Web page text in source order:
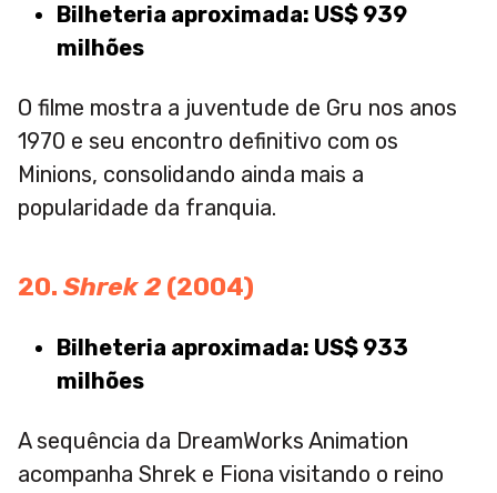
Bilheteria aproximada: US$ 939
milhões
O filme mostra a juventude de Gru nos anos
1970 e seu encontro definitivo com os
Minions, consolidando ainda mais a
popularidade da franquia.
20. Shrek 2 (2004)
Bilheteria aproximada: US$ 933
milhões
A sequência da DreamWorks Animation
acompanha Shrek e Fiona visitando o reino